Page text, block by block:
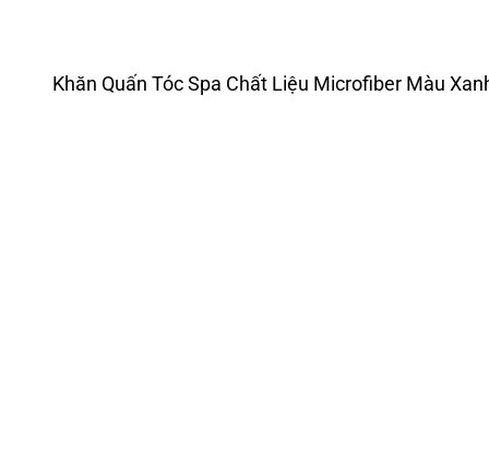
Khăn Quấn Tóc Spa Chất Liệu Microfiber Màu